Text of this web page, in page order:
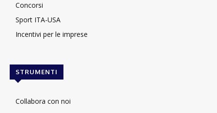
Concorsi
Sport ITA-USA
Incentivi per le imprese
STRUMENTI
Collabora con noi